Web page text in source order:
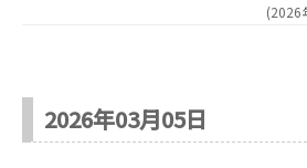
(2026
2026年03月05日